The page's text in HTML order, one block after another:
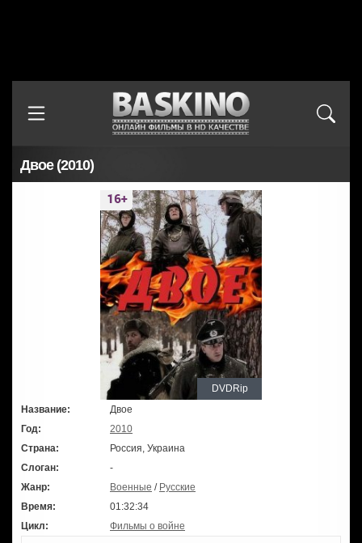
Двое (2010)
DVDRip
Название:
Двое
Год:
2010
Страна:
Россия, Украина
Слоган:
-
Жанр:
Военные / Русские
Время:
01:32:34
Цикл:
Фильмы о войне